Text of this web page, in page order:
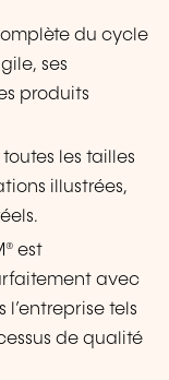
du cycle
ses
produits
les tailles
illustrées,
est
avec
l’entreprise tels
de qualité